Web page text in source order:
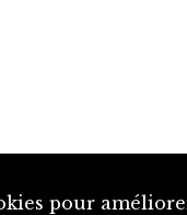
pour